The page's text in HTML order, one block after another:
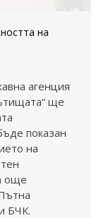
на
агенция
ще
показан
на
още
БЧК.